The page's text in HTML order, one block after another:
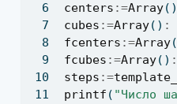
centers :=Array()
cubes :=Array() :
fcenters :=Array
fcubes :=Array() :
steps :=
printf ( "Число